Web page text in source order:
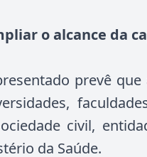
o alcance da
prevê
civil,
da Saúde.